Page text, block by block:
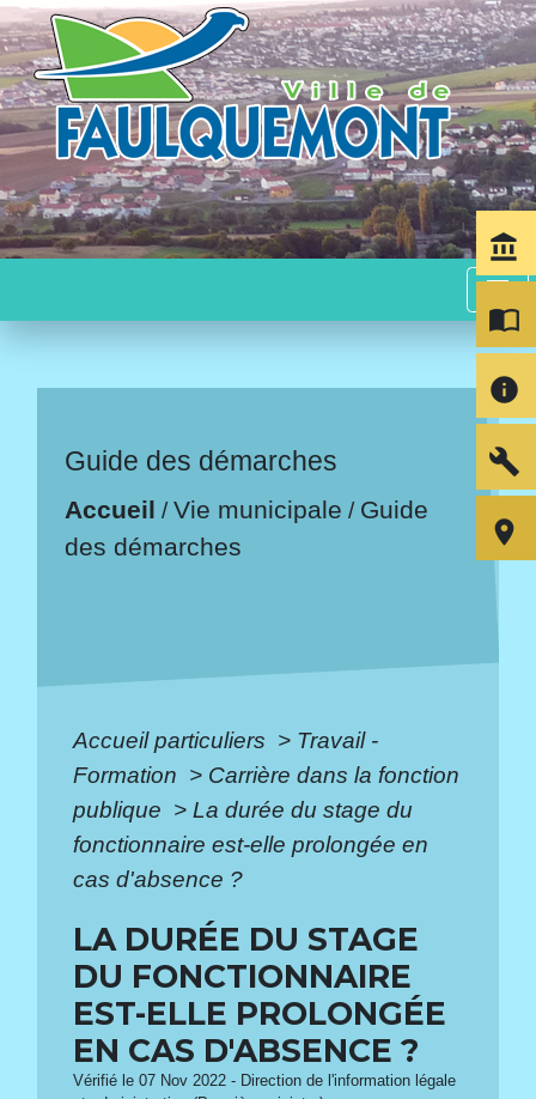
menu
Guide des démarches
Accueil /Vie municipale / Guide
des démarches
Accueil particuliers > Travail -
Formation > Carrière dans la fonction
publique > La durée du stage du
fonctionnaire est-elle prolongée en
cas d'absence ?
LA DURÉE DU STAGE
DU FONCTIONNAIRE
EST-ELLE PROLONGÉE
EN CAS D'ABSENCE ?
Vérifié le 07 Nov 2022 - Direction de l'information légale
account_balance
import_contacts
info
build
room